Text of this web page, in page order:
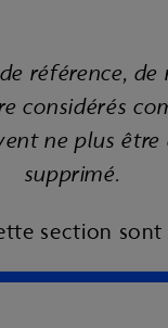
référence,
ne plus
supprimé.
section sont